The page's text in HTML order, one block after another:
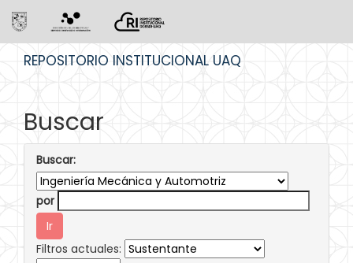
REPOSITORIO INSTITUCIONAL UAQ
Buscar
Buscar:
por
Filtros actuales: